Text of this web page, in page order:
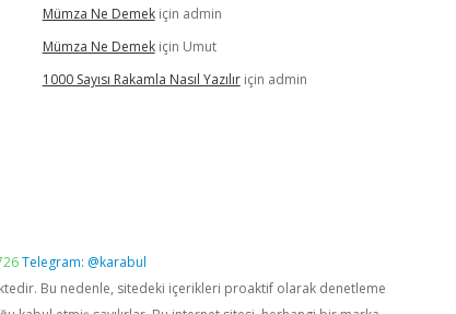
Mümza Ne Demekiçin admin
Mümza Ne Demekiçin Umut
1000 Sayısı Rakamla Nasıl Yazılıriçin admin
Telegram: @karabul
Bu nedenle, sitedeki içerikleri proaktif olarak denetleme